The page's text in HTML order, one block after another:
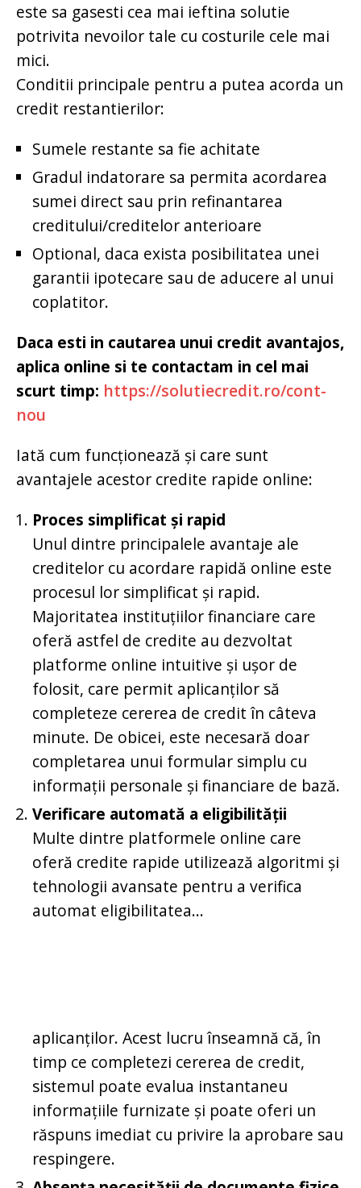
este sa gasesti cea mai ieftina solutie
potrivita nevoilor tale cu costurile cele mai
mici.
Conditii principale pentru a putea acorda un
credit restantierilor:
Sumele restante sa fie achitate
Gradul indatorare sa permita acordarea
sumei direct sau prin refinantarea
creditului/creditelor anterioare
Optional, daca exista posibilitatea unei
garantii ipotecare sau de aducere al unui
coplatitor.
Daca esti in cautarea unui credit avantajos,
aplica online si te contactam in cel mai
scurt timp: https://solutiecredit.ro/cont-
nou
Iată cum funcționează și care sunt
avantajele acestor credite rapide online:
Proces simplificat și rapid
Unul dintre principalele avantaje ale
creditelor cu acordare rapidă online este
procesul lor simplificat și rapid.
Majoritatea instituțiilor financiare care
oferă astfel de credite au dezvoltat
platforme online intuitive și ușor de
folosit, care permit aplicanților să
completeze cererea de credit în câteva
minute. De obicei, este necesară doar
completarea unui formular simplu cu
informații personale și financiare de bază.
Verificare automată a eligibilității
Multe dintre platformele online care
oferă credite rapide utilizează algoritmi și
tehnologii avansate pentru a verifica
automat eligibilitatea...
aplicanților. Acest lucru înseamnă că, în
timp ce completezi cererea de credit,
sistemul poate evalua instantaneu
informațiile furnizate și poate oferi un
răspuns imediat cu privire la aprobare sau
respingere.